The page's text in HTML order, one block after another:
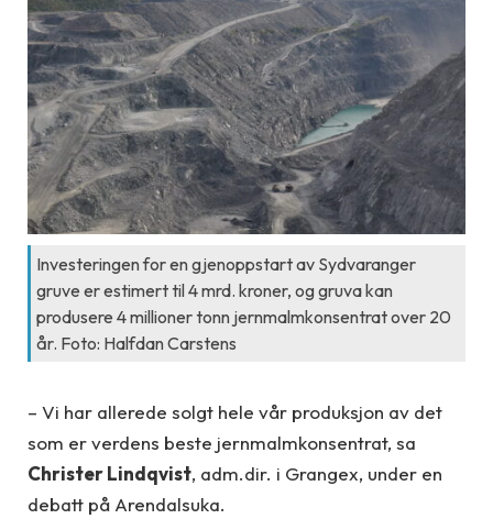
Investeringen for en gjenoppstart av Sydvaranger
gruve er estimert til 4 mrd. kroner, og gruva kan
produsere 4 millioner tonn jernmalmkonsentrat over 20
år. Foto: Halfdan Carstens
– Vi har allerede solgt hele vår produksjon av det
som er verdens beste jernmalmkonsentrat, sa
Christer Lindqvist, adm.dir. i Grangex, under en
debatt på Arendalsuka.